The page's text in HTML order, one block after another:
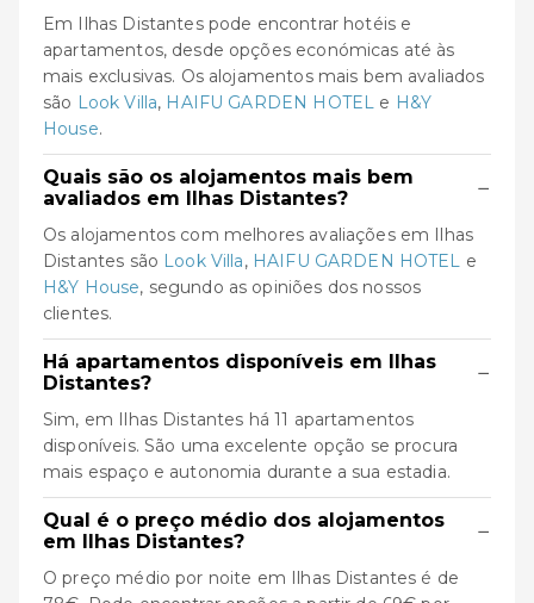
Em Ilhas Distantes pode encontrar hotéis e
apartamentos, desde opções económicas até às
mais exclusivas. Os alojamentos mais bem avaliados
são Look Villa, HAIFU GARDEN HOTEL e H&Y
House.
Quais são os alojamentos mais bem
avaliados em Ilhas Distantes?
−
Os alojamentos com melhores avaliações em Ilhas
Distantes são Look Villa, HAIFU GARDEN HOTEL e
H&Y House, segundo as opiniões dos nossos
clientes.
Há apartamentos disponíveis em Ilhas
Distantes?
−
Sim, em Ilhas Distantes há 11 apartamentos
disponíveis. São uma excelente opção se procura
mais espaço e autonomia durante a sua estadia.
Qual é o preço médio dos alojamentos
em Ilhas Distantes?
−
O preço médio por noite em Ilhas Distantes é de